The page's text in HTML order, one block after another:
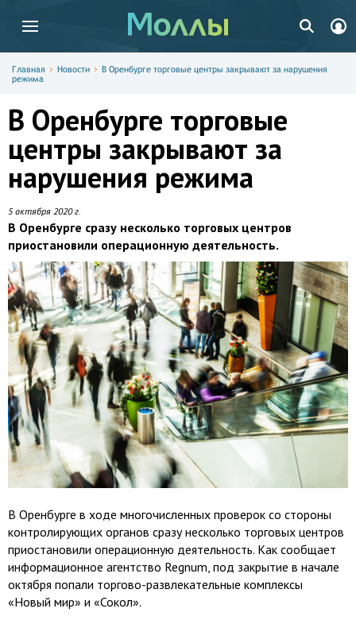
Главная Новости
В Оренбурге торговые центры закрывают за нарушения
режима
В Оренбурге торговые
центры закрывают за
нарушения режима
5 октября 2020 г.
В Оренбурге сразу несколько торговых центров
приостановили операционную деятельность.
В Оренбурге в ходе многочисленных проверок со стороны
контролирующих органов сразу несколько торговых центров
приостановили операционную деятельность. Как сообщает
информационное агентство Regnum, под закрытие в начале
октября попали торгово-развлекательные комплексы
«Новый мир» и «Сокол».